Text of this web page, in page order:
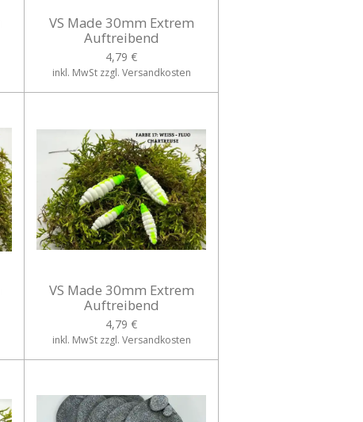
VS Made 30mm Extrem
Auftreibend
4,79 €
inkl. MwSt zzgl. Versandkosten
VS Made 30mm Extrem
Auftreibend
4,79 €
inkl. MwSt zzgl. Versandkosten